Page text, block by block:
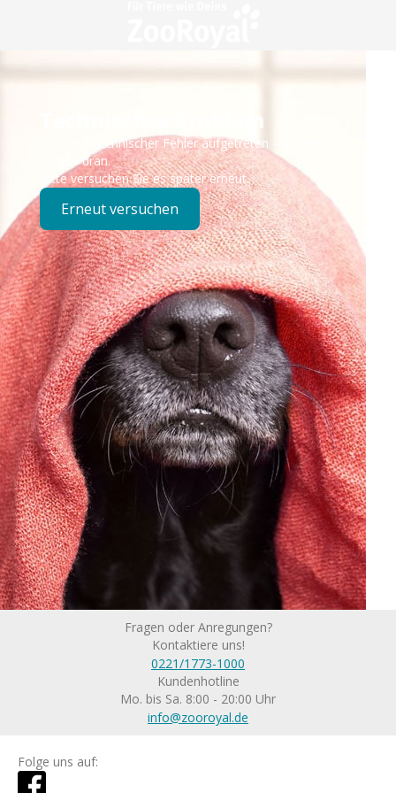
Technisches Problem
Es ist ein technischer Fehler aufgetreten – wir sind
bereits dran.
Bitte versuchen Sie es später erneut.
Erneut versuchen
Fragen oder Anregungen?
Kontaktiere uns!
0221/1773-1000
Kundenhotline
Mo. bis Sa. 8:00 - 20:00 Uhr
info@zooroyal.de
Folge uns auf: